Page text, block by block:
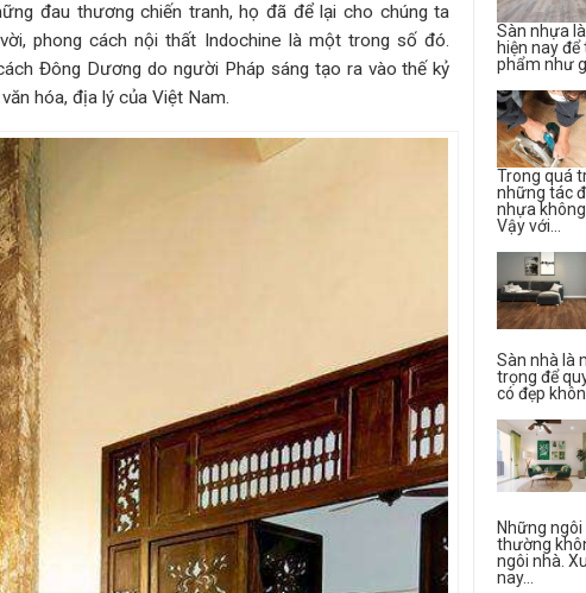
đau thương chiến tranh, họ đã để lại cho chúng ta
phong cách nội thất Indochine là một trong số đó.
Đông Dương do người Pháp sáng tạo ra vào thế kỷ
hóa, địa lý của Việt Nam.
Sàn nhựa
hiện nay
phẩm như
Trong quá
những tác
nhựa
Vậy với...
Sàn nhà là
trọng để
có đẹp
Những
thường
ngôi nhà.
nay...